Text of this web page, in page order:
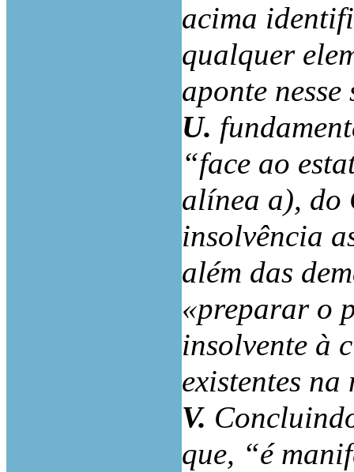
acima
qualquer
aponte nesse
U.
“face ao
alínea a), do
insolvência
além das
«preparar o
insolvente à
existentes na
V.
que, “é